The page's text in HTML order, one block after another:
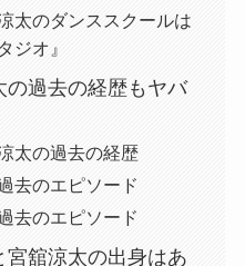
太のダンススクールは
ジオ』
過去の経歴もヤバ
太の過去の経歴
去のエピソード
去のエピソード
宮舘涼太の出身はあ